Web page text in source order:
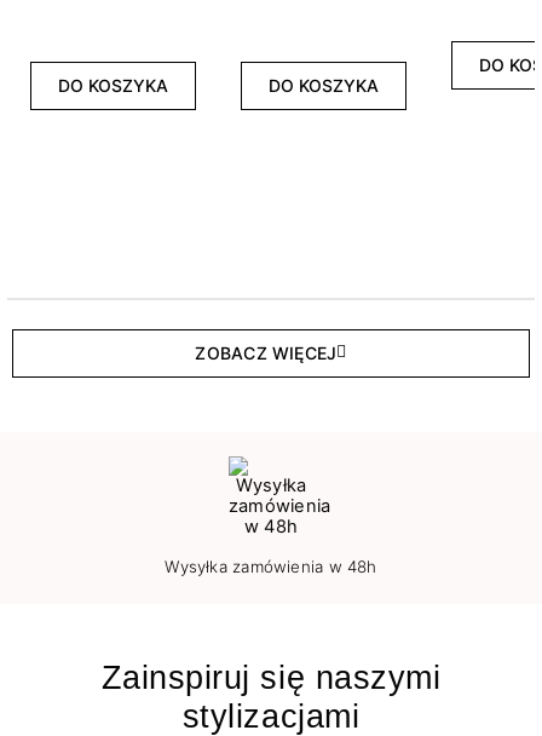
DO KOSZYKA DO KOSZYKA
DO
ZOBACZ WIĘCEJ
Wysyłka zamówienia w 48h
Zainspiruj się naszymi
stylizacjami